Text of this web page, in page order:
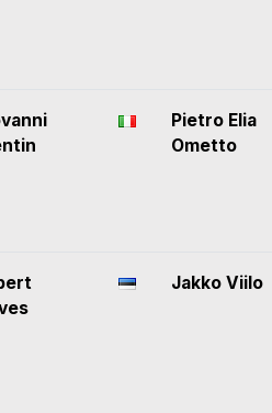
Pietro Elia
Ometto
Jakko Viilo